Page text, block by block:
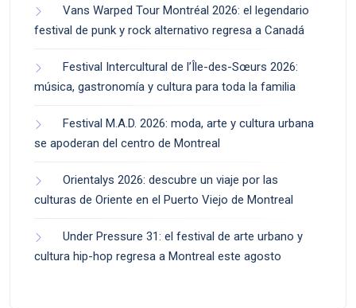
Vans Warped Tour Montréal 2026: el legendario
festival de punk y rock alternativo regresa a Canadá
Festival Intercultural de l’Île-des-Sœurs 2026:
música, gastronomía y cultura para toda la familia
Festival M.A.D. 2026: moda, arte y cultura urbana
se apoderan del centro de Montreal
Orientalys 2026: descubre un viaje por las
culturas de Oriente en el Puerto Viejo de Montreal
Under Pressure 31: el festival de arte urbano y
cultura hip-hop regresa a Montreal este agosto